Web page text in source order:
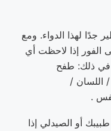
لهذا الدواء. ومع
الفور إذا لاحظت أي
ذلك: طفح
اللسان /
.
أو الصيدلي إذا